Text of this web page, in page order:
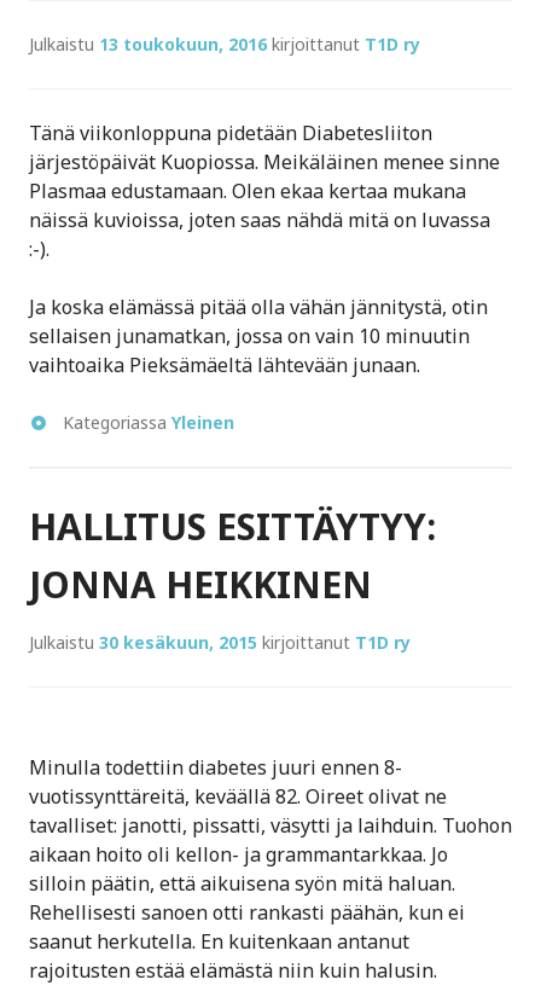
Julkaistu 13 toukokuun, 2016 kirjoittanut T1D ry
Tänä viikonloppuna pidetään Diabetesliiton
järjestöpäivät Kuopiossa. Meikäläinen menee sinne
Plasmaa edustamaan. Olen ekaa kertaa mukana
näissä kuvioissa, joten saas nähdä mitä on luvassa
:-).
Ja koska elämässä pitää olla vähän jännitystä, otin
sellaisen junamatkan, jossa on vain 10 minuutin
vaihtoaika Pieksämäeltä lähtevään junaan.
Sivuhuomautus
Kategoriassa Yleinen
HALLITUS ESITTÄYTYY:
JONNA HEIKKINEN
Julkaistu 30 kesäkuun, 2015 kirjoittanut T1D ry
Minulla todettiin diabetes juuri ennen 8-
vuotissynttäreitä, keväällä 82. Oireet olivat ne
tavalliset: janotti, pissatti, väsytti ja laihduin. Tuohon
aikaan hoito oli kellon- ja grammantarkkaa. Jo
silloin päätin, että aikuisena syön mitä haluan.
Rehellisesti sanoen otti rankasti päähän, kun ei
saanut herkutella. En kuitenkaan antanut
rajoitusten estää elämästä niin kuin halusin.